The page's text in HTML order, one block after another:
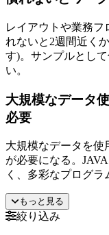
レイアウトや業務
れないと2週間近く
す)。サンプルとし
い。
大規模なデータ
必要
大規模なデータを使
が必要になる。
く、多彩なプログラ
もっと見る
絞り込み